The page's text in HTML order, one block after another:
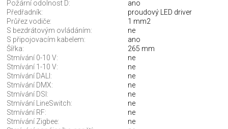
Požární odolnost D:
ano
Předřadník:
proudový LED driver
Průřez vodiče:
1 mm2
S bezdrátovým ovládáním:
ne
S připojovacím kabelem:
ano
Šířka:
265 mm
Stmívání 0-10 V:
ne
Stmívání 1-10 V:
ne
Stmívání DALI:
ne
Stmívání DMX:
ne
Stmívání DSI:
ne
Stmívání LineSwitch:
ne
Stmívání RF:
ne
Stmívání Zigbee:
ne